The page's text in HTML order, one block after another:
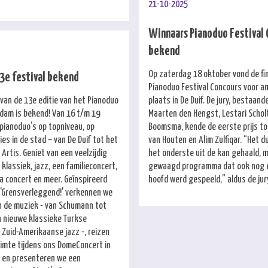
21-10-2025
Winnaars Pianoduo Festival
bekend
Op zaterdag 18 oktober vond de
Pianoduo Festival Concours voor
plaats in De Duif. De jury,
Maarten den Hengst, Lestari
Boomsma, kende de eerste prijs
van Houten en Alim Zulfiqar. “Het
het onderste uit de kan gehaald,
gewaagd programma dat ook nog
hoofd werd gespeeld,” aldus de
festival bekend
de 13e editie van het Pianoduo
is bekend! Van 16 t/m 19
op topniveau, op
in de stad – van De Duif tot het
Geniet van een veelzijdig
jazz, een familieconcert,
concert en meer. Geïnspireerd
verkennen we
muziek - van Schumann tot
nieuwe klassieke Turkse
Amerikaanse jazz -, reizen
tijdens ons DomeConcert in
presenteren we een